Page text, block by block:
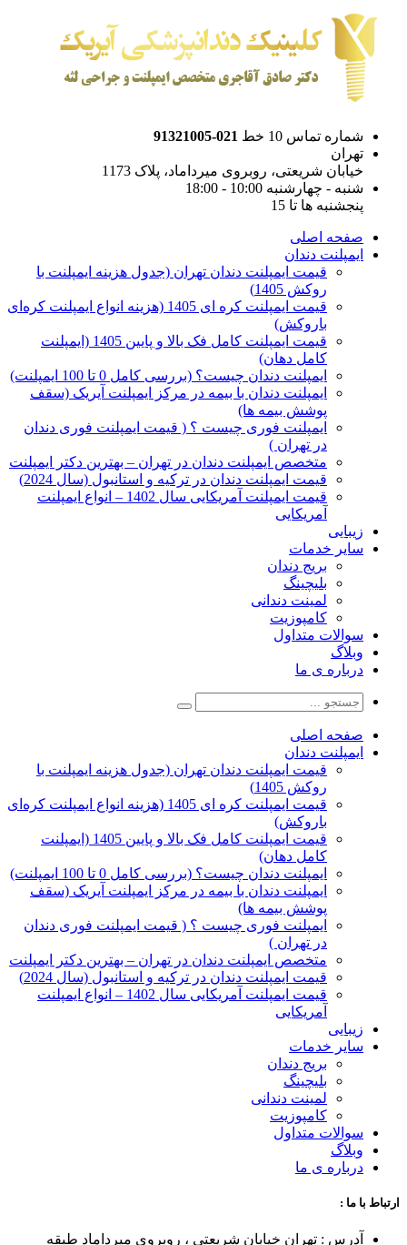
شماره تماس 10 خط
021-91321005
تهران
خیابان شریعتی، روبروی میرداماد، پلاک 1173
شنبه - چهارشنبه 10:00 - 18:00
پنجشنبه ها تا 15
صفحه اصلی
ایمپلنت دندان
قیمت ایمپلنت دندان تهران (جدول هزینه ایمپلنت با
روکش 1405)
قیمت ایمپلنت کره ای‌ 1405 (هزینه انواع ایمپلنت کره‌ای
با‌روکش)
قیمت ایمپلنت کامل فک بالا و پایین 1405 (ایمپلنت
کامل دهان)
ایمپلنت دندان چیست؟ (بررسی کامل 0 تا 100 ایمپلنت)
ایمپلنت دندان با بیمه در مرکز ایمپلنت آیریک (سقف
پوشش بیمه ها)
ایمپلنت فوری چیست ؟ ( قیمت ایمپلنت فوری دندان
در تهران )
متخصص ایمپلنت دندان در تهران – بهترین دکتر ایمپلنت
قیمت ایمپلنت دندان در ترکیه و استانبول (سال 2024)
قیمت ایمپلنت آمریکایی سال 1402 – انواع ایمپلنت
آمریکایی
زیبایی
سایر خدمات
بریج دندان
بلیچینگ
لمینت دندانی
کامپوزیت
سوالات متداول
وبلاگ
درباره ی ما
صفحه اصلی
ایمپلنت دندان
قیمت ایمپلنت دندان تهران (جدول هزینه ایمپلنت با
روکش 1405)
قیمت ایمپلنت کره ای‌ 1405 (هزینه انواع ایمپلنت کره‌ای
با‌روکش)
قیمت ایمپلنت کامل فک بالا و پایین 1405 (ایمپلنت
کامل دهان)
ایمپلنت دندان چیست؟ (بررسی کامل 0 تا 100 ایمپلنت)
ایمپلنت دندان با بیمه در مرکز ایمپلنت آیریک (سقف
پوشش بیمه ها)
ایمپلنت فوری چیست ؟ ( قیمت ایمپلنت فوری دندان
در تهران )
متخصص ایمپلنت دندان در تهران – بهترین دکتر ایمپلنت
قیمت ایمپلنت دندان در ترکیه و استانبول (سال 2024)
قیمت ایمپلنت آمریکایی سال 1402 – انواع ایمپلنت
آمریکایی
زیبایی
سایر خدمات
بریج دندان
بلیچینگ
لمینت دندانی
کامپوزیت
سوالات متداول
وبلاگ
درباره ی ما
ارتباط با ما :
آدرس : تهران خیابان شریعتی ، روبروی میرداماد طبقه